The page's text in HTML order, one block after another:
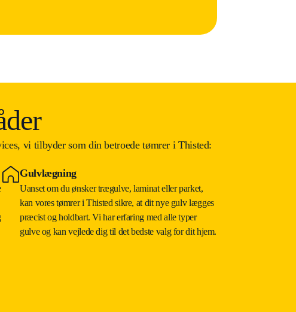
vi tilbyder som din betroede tømrer i Thisted:
Gulvlægning
Uanset om du ønsker trægulve, laminat eller parket,
kan vores tømrer i Thisted sikre, at dit nye gulv lægges
præcist og holdbart. Vi har erfaring med alle typer
gulve og kan vejlede dig til det bedste valg for dit hjem.